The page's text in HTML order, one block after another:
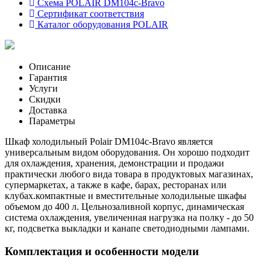
Схема POLAIR DM104c-Bravo
Сертификат соответствия
Каталог оборудования POLAIR
Описание
Гарантия
Услуги
Скидки
Доставка
Параметры
Шкаф холодильный Polair DM104c-Bravo является
универсальным видом оборудования. Он хорошо подходит
для охлаждения, хранения, демонстрации и продажи
практически любого вида товара в продуктовых магазинах,
супермаркетах, а также в кафе, барах, ресторанах или
клубах.компактные и вместительные холодильные шкафы
объемом до 400 л. Цельнозаливной корпус, динамическая
система охлаждения, увеличенная нагрузка на полку - до 50
кг, подсветка выкладки и канапе светодиодными лампами.
Комплектация и особенности модели